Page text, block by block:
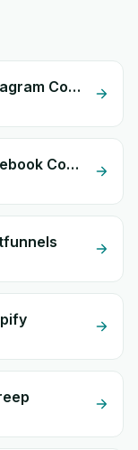
Nearya Express + Instagram Comment
Nearya Express + Facebook Commerce